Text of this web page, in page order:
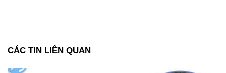
CÁC TIN LIÊN QUAN